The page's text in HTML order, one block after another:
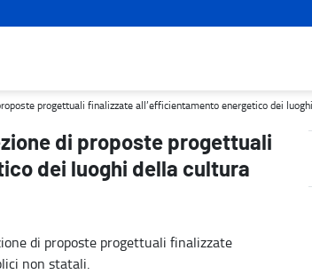
energetico dei luoghi della
progettuali finalizzate all’efficientamento energetico dei
di proposte progettuali
dei luoghi della cultura
di proposte progettuali finalizzate
non statali.